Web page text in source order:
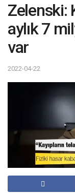
Zelenski:
aylık 7
var
2022-04-22